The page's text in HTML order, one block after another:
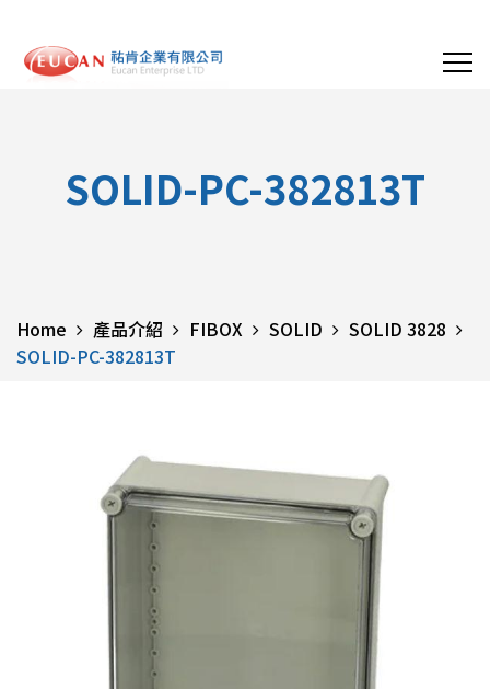
SOLID-PC-382813T
Home 產品介紹 FIBOX SOLID
SOLID 3828
SOLID-PC-382813T